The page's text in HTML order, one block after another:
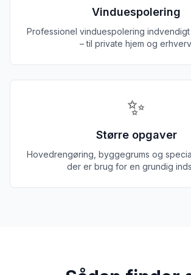
Vinduespolering
Professionel vinduespolering
– til private hjem og
✨
Større opgaver
Hovedrengøring, byggegrums og
der er brug for en grundig